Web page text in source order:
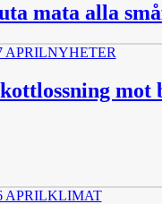
mata alla
APRILNYHETER
mot
APRILKLIMAT